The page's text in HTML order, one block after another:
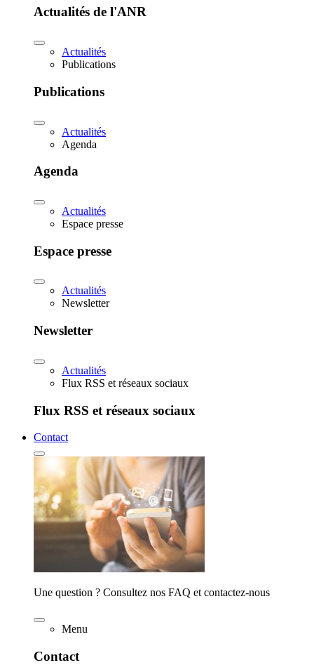
Actualités de l'ANR
Actualités
Publications
Publications
Actualités
Agenda
Agenda
Actualités
Espace presse
Espace presse
Actualités
Newsletter
Newsletter
Actualités
Flux RSS et réseaux sociaux
Flux RSS et réseaux sociaux
Contact
Une question ? Consultez nos FAQ et contactez-nous
Menu
Contact